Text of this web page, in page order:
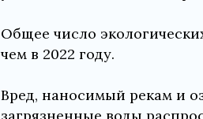
Общее число
чем в 2022 году.
Вред, наносимый рекам и